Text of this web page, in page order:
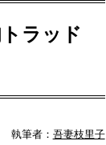
ラッド
執筆者： 吾妻枝里子